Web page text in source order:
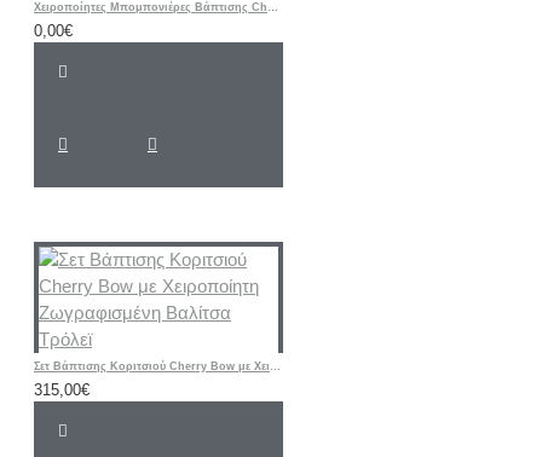
Χειροποίητες Μπομπονιέρες Βάπτισης Cherry – Υφασμάτινα Πορτοφολάκια με Αρχικό Ονόματος
0,00€
Σετ Βάπτισης Κοριτσιού Cherry Bow με Χειροποίητη Ζωγραφισμένη Βαλίτσα Τρόλεϊ
315,00€